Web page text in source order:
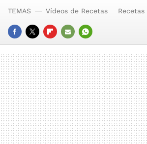
FACEBOOK
TWITTERFLIPBOARD
E-
MAIL
WHATSAPP
TEMAS Vídeos de Recetas